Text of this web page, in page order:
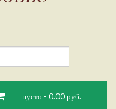
пусто - 0.00 руб.